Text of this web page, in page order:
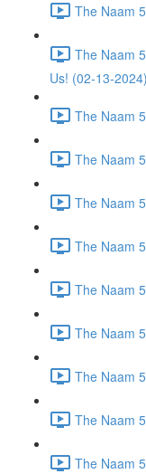
The Naam
The Naam
Us! (02-13-
The Naam
The Naam
The Naam
The Naam
The Naam
The Naam
The Naam
The Naam
The Naam